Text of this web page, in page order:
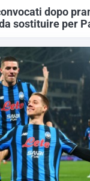
dopo
sostituire per